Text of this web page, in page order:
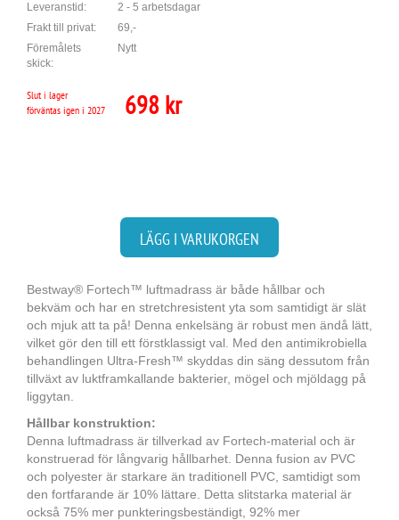
Leveranstid:
2 - 5 arbetsdagar
Frakt till privat:
69,-
Föremålets
skick:
Nytt
Slut i lager
förväntas igen i 2027
698 kr
LÄGG I VARUKORGEN
Bestway® Fortech™ luftmadrass är både hållbar och
bekväm och har en stretchresistent yta som samtidigt är slät
och mjuk att ta på! Denna enkelsäng är robust men ändå lätt,
vilket gör den till ett förstklassigt val. Med den antimikrobiella
behandlingen Ultra-Fresh™ skyddas din säng dessutom från
tillväxt av luktframkallande bakterier, mögel och mjöldagg på
liggytan.
Hållbar konstruktion:
Denna luftmadrass är tillverkad av Fortech-material och är
konstruerad för långvarig hållbarhet. Denna fusion av PVC
och polyester är starkare än traditionell PVC, samtidigt som
den fortfarande är 10% lättare. Detta slitstarka material är
också 75% mer punkteringsbeständigt, 92% mer